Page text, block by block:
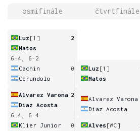
osmifinále čtvrtfinále
Luz [1]
2
Matos
6-4, 6-2
Cachin
0
Cerundolo
Alvarez Varona 2
Diaz Acosta
6-4, 6-4
Klier Junior
0
Luz [1]
Matos
Alvarez Varona
Diaz Acosta
Alves [WC]